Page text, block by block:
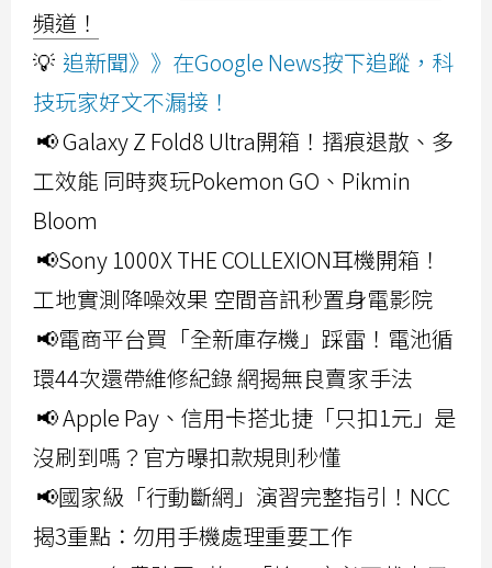
頻道！
💡 追新聞》》在Google News按下追蹤，科
技玩家好文不漏接！
📢 Galaxy Z Fold8 Ultra開箱！摺痕退散、多
工效能 同時爽玩Pokemon GO、Pikmin
Bloom
📢Sony 1000X THE COLLEXION耳機開箱！
工地實測降噪效果 空間音訊秒置身電影院
📢電商平台買「全新庫存機」踩雷！電池循
環44次還帶維修紀錄 網揭無良賣家手法
📢 Apple Pay、信用卡搭北捷「只扣1元」是
沒刷到嗎？官方曝扣款規則秒懂
📢國家級「行動斷網」演習完整指引！NCC
揭3重點：勿用手機處理重要工作